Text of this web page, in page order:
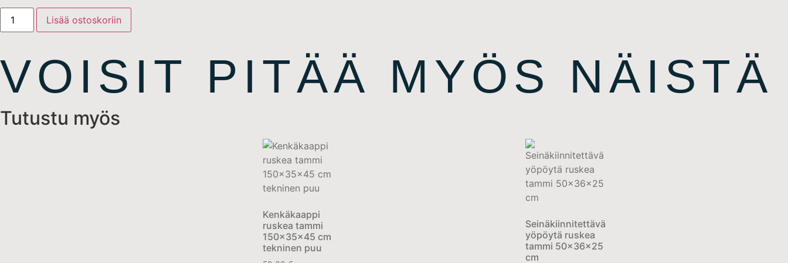
Lisää ostoskoriin
VOISIT PITÄÄ MYÖS NÄISTÄ
Tutustu myös
Kenkäkaappi
ruskea tammi
150x35x45 cm
tekninen puu
Seinäkiinnitettävä
yöpöytä ruskea
tammi 50x36x25
cm